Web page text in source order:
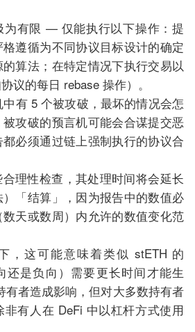
为有限 — 仅能执行以下操作：提
遵循为不同协议目标设计的确定
算法；在特定情况下执行交易以
议的每日 rebase 操作）。
有 5 个被攻破，最坏的情况会怎
攻破的预言机可能会合谋提交恶
必须通过链上强制执行的协议合
理性检查，其处理时间将会延长
）「结算」，因为报告中的数值必
天或数周）内允许的数值变化范
，这可能意味着类似 stETH 的
还是负向）需要更长时间才能生
有者造成影响，但对大多数持有者
有人在 DeFi 中以杠杆方式使用